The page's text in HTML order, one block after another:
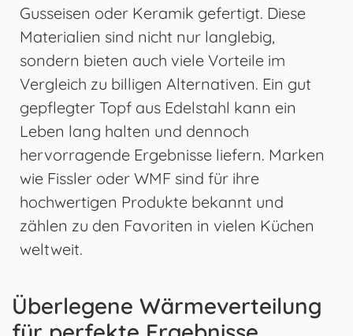
Gusseisen oder Keramik gefertigt. Diese
Materialien sind nicht nur langlebig,
sondern bieten auch viele Vorteile im
Vergleich zu billigen Alternativen. Ein gut
gepflegter Topf aus Edelstahl kann ein
Leben lang halten und dennoch
hervorragende Ergebnisse liefern. Marken
wie Fissler oder WMF sind für ihre
hochwertigen Produkte bekannt und
zählen zu den Favoriten in vielen Küchen
weltweit.
Überlegene Wärmeverteilung